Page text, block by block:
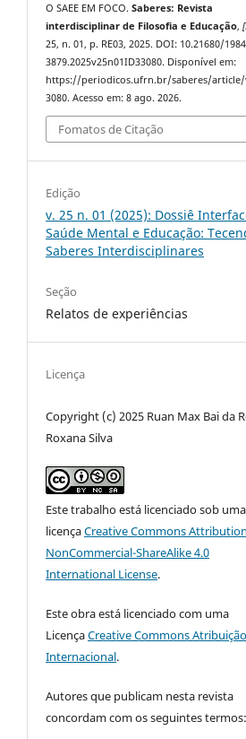
O SAEE EM FOCO.Saberes: Revista
interdisciplinar de Filosofia e Educação,
25, n. 01, p. RE03, 2025. DOI: 10.21680/
3879.2025v25n01ID33080. Disponível em:
https://periodicos.ufrn.br/saberes/
3080. Acesso em: 8 ago. 2026.
Fomatos de Citação
Edição
v. 25 n. 01 (2025): Dossiê
Saúde Mental e Educação:
Saberes Interdisciplinares
Seção
Relatos de experiências
Licença
Copyright (c) 2025 Ruan Max Bai da
Roxana Silva
Este trabalho está licenciado sob uma
licençaCreative Commons
NonCommercial-ShareAlike 4.0
International License.
Este obra está licenciado com uma
LicençaCreative Commons
Internacional.
Autores que publicam nesta revista
concordam com os seguintes termos: